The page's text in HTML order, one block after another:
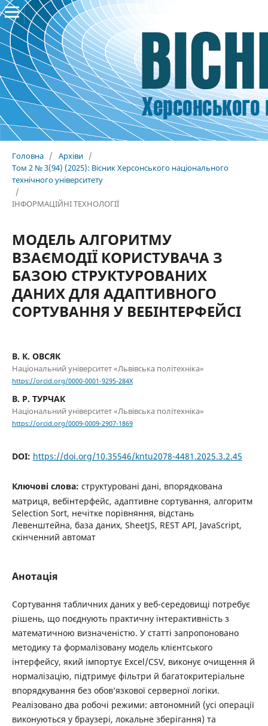
Головна / Архіви /
Том 2 № 3(94) (2025): Вісник Херсонського національного
технічного університету
/
ІНФОРМАЦІЙНІ ТЕХНОЛОГІЇ
МОДЕЛЬ АЛГОРИТМУ
ВЗАЄМОДІЇ КОРИСТУВАЧА З
БАЗОЮ СТРУКТУРОВАНИХ
ДАНИХ ДЛЯ АДАПТИВНОГО
СОРТУВАННЯ У ВЕБІНТЕРФЕЙСІ
В. К. ОВСЯК
Національний університет «Львівська політехніка»
https://orcid.org/0000-0001-9295-284X
В. Р. ТУРЧАК
Національний університет «Львівська політехніка»
https://orcid.org/0009-0009-2907-1869
DOI: https://doi.org/10.35546/kntu2078-4481.2025.3.2.45
Ключові слова: структуровані дані, впорядкована
матриця, вебінтерфейс, адаптивне сортування, алгоритм
Selection Sort, нечітке порівняння, відстань
Левенштейна, база даних, SheetJS, REST API, JavaScript,
скінченний автомат
Анотація
Сортування табличних даних у веб-середовищі потребує
рішень, що поєднують практичну інтерактивність з
математичною визначеністю. У статті запропоновано
методику та формалізовану модель клієнтського
інтерфейсу, який імпортує Excel/CSV, виконує очищення й
нормалізацію, підтримує фільтри й багатокритеріальне
впорядкування без обов’язкової серверної логіки.
Реалізовано два робочі режими: автономний (усі операції
виконуються у браузері, локальне зберігання) та